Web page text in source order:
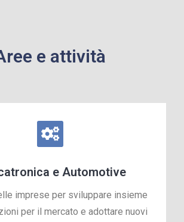
e attività
e Automotive
imprese per sviluppare insieme
per il mercato e adottare nuovi